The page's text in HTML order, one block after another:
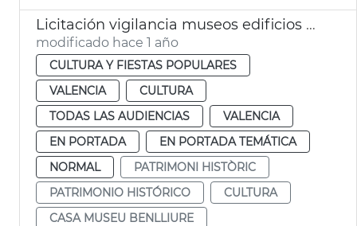
Licitación vigilancia museos edificios históricos municipales València
modificado hace 1 año
CULTURA Y FIESTAS POPULARES
VALENCIA
CULTURA
TODAS LAS AUDIENCIAS
VALENCIA
EN PORTADA
EN PORTADA TEMÁTICA
NORMAL
PATRIMONI HISTÒRIC
PATRIMONIO HISTÓRICO
CULTURA
CASA MUSEU BENLLIURE